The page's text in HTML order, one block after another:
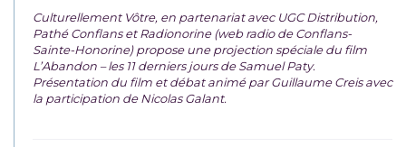
Culturellement Vôtre, en partenariat avec UGC Distribution,
Pathé Conflans et Radionorine (web radio de Conflans-
Sainte-Honorine) propose une projection spéciale du film
L’Abandon – les 11 derniers jours de Samuel Paty.
Présentation du film et débat animé par Guillaume Creis avec
la participation de Nicolas Galant.